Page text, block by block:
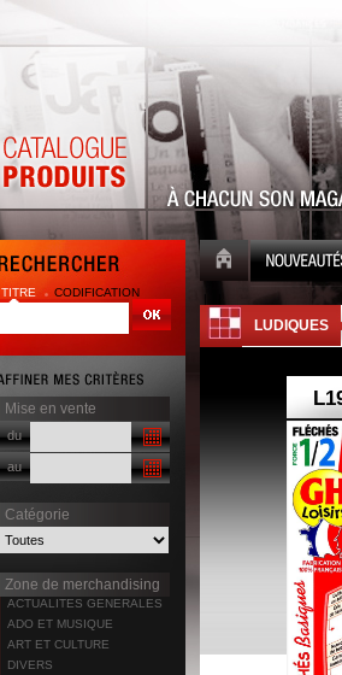
TITRE CODIFICATION
Mise en vente
du
au
Catégorie
Zone de merchandising
ACTUALITES GENERALES
ADO ET MUSIQUE
ART ET CULTURE
DIVERS
LUDIQUES